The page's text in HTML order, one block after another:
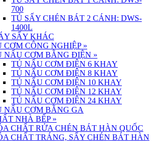
700
TỦ SẤY CHÉN BÁT 2 CÁNH: DWS-
1400L
SẤY KHÁC
CƠM CÔNG NGHIỆP »
NẤU CƠM BẰNG ĐIỆN »
TỦ NẤU CƠM ĐIỆN 6 KHAY
TỦ NẤU CƠM ĐIỆN 8 KHAY
TỦ NẤU CƠM ĐIỆN 10 KHAY
TỦ NẤU CƠM ĐIỆN 12 KHAY
TỦ NẤU CƠM ĐIỆN 24 KHAY
NẤU CƠM BẰNG GA
NHÀ BẾP »
CHẤT RỬA CHÉN BÁT HÀN QUỐC
CHẤT TRÁNG, SẤY CHÉN BÁT HÀN